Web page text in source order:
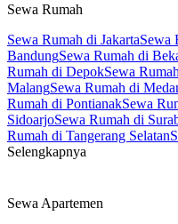
Sewa Rumah
Sewa Rumah di JakartaSewa
BandungSewa Rumah di
Rumah di DepokSewa
MalangSewa Rumah di
Rumah di PontianakSewa
SidoarjoSewa Rumah di
Rumah di Tangerang Selatan
Selengkapnya
Sewa Apartemen